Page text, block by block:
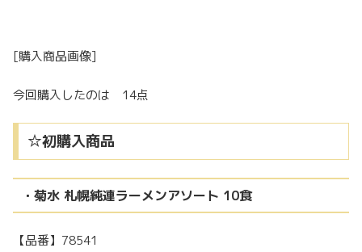
[購入商品画像]
今回購入したのは 14点
☆初購入商品
・菊水 札幌純連ラーメンアソート 10食
【品番】78541